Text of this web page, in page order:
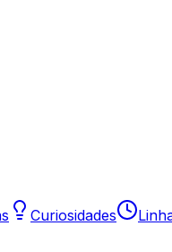
Curiosidades